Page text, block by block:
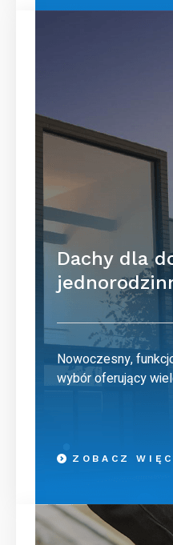
Dachy dla
Nowoczesny,
wybór oferujący
ZOBACZ